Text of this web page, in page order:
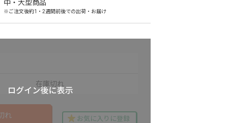
中・大型商品
※ご注文後約1・2週間前後での出荷・お届け
在庫切れ
れ お気に入りに登録